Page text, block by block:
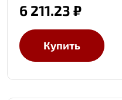
6 211.23 ₽
Купить